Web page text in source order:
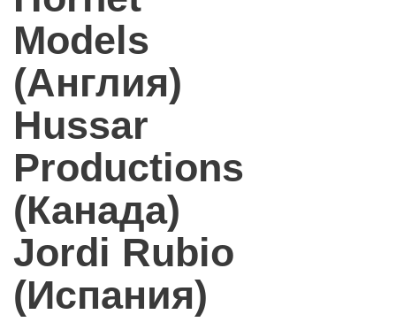
Models
(Англия)
Hussar
Productions
(Канада)
Jordi Rubio
(Испания)